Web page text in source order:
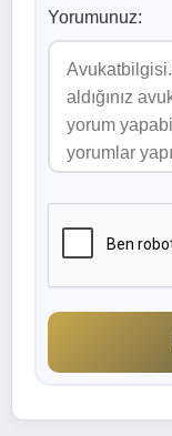
Yorumunuz: